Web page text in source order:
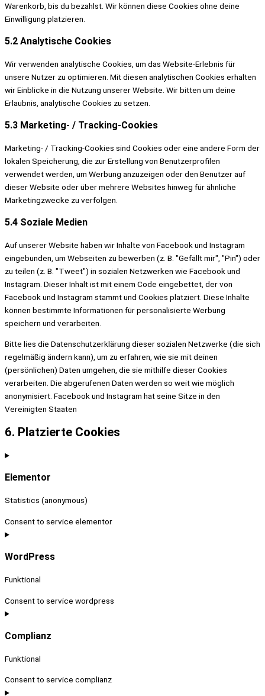
Warenkorb, bis du bezahlst. Wir können diese Cookies ohne deine
Einwilligung platzieren.
5.2 Analytische Cookies
Wir verwenden analytische Cookies, um das Website-Erlebnis für
unsere Nutzer zu optimieren. Mit diesen analytischen Cookies erhalten
wir Einblicke in die Nutzung unserer Website. Wir bitten um deine
Erlaubnis, analytische Cookies zu setzen.
5.3 Marketing- / Tracking-Cookies
Marketing- / Tracking-Cookies sind Cookies oder eine andere Form der
lokalen Speicherung, die zur Erstellung von Benutzerprofilen
verwendet werden, um Werbung anzuzeigen oder den Benutzer auf
dieser Website oder über mehrere Websites hinweg für ähnliche
Marketingzwecke zu verfolgen.
5.4 Soziale Medien
Auf unserer Website haben wir Inhalte von Facebook und Instagram
eingebunden, um Webseiten zu bewerben (z. B. "Gefällt mir", "Pin") oder
zu teilen (z. B. "Tweet") in sozialen Netzwerken wie Facebook und
Instagram. Dieser Inhalt ist mit einem Code eingebettet, der von
Facebook und Instagram stammt und Cookies platziert. Diese Inhalte
können bestimmte Informationen für personalisierte Werbung
speichern und verarbeiten.
Bitte lies die Datenschutzerklärung dieser sozialen Netzwerke (die sich
regelmäßig ändern kann), um zu erfahren, wie sie mit deinen
(persönlichen) Daten umgehen, die sie mithilfe dieser Cookies
verarbeiten. Die abgerufenen Daten werden so weit wie möglich
anonymisiert. Facebook und Instagram hat seine Sitze in den
Vereinigten Staaten
6. Platzierte Cookies
Elementor
Statistics (anonymous)
Consent to service elementor
WordPress
Funktional
Consent to service wordpress
Complianz
Funktional
Consent to service complianz